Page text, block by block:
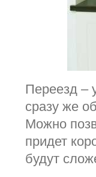
Переезд –
сразу же
Можно
придет
будут